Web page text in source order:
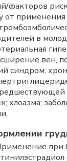
факторов
в
вен,
синдром;
хлоазма;
при